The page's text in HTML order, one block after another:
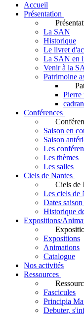
Accueil
Présentation
La SAN
Historique
Le livret
La SAN en
Venir à la
Patrimoine
Pierre
Conférences
Saison en
Saison
Les
Les thèmes
Les salles
Ciels de Nantes
Ciels de
Les ciels de
Dates
Historique
Expositions/
Expositions
Animations
Catalogue
Nos activités
Ressources
Fascicules
Principia
Debuter,